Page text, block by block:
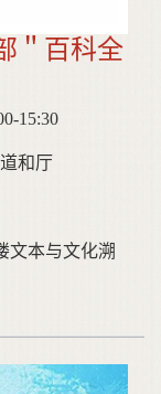
＂百科全
15:30
和厅
文本与文化溯